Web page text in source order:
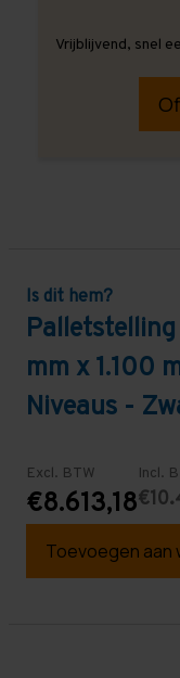
Vrijblijvend, snel
Is dit hem?
mm x 1.100
Niveaus -
Excl. BTW
€8.613,18
Incl.
Toevoegen aan